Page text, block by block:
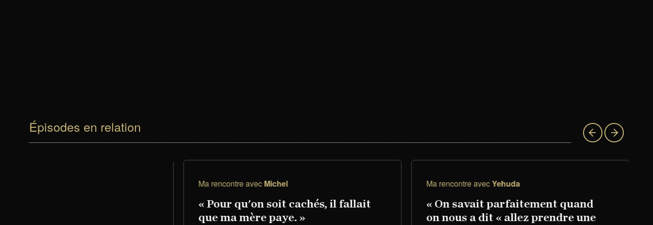
Épisodes en relation
Ma rencontre avecMichel
« Pour qu'on soit cachés, il fallait
que ma mère paye. »
Ma rencontre avecYehuda
« On savait parfaitement quand
on nous a dit « allez prendre une